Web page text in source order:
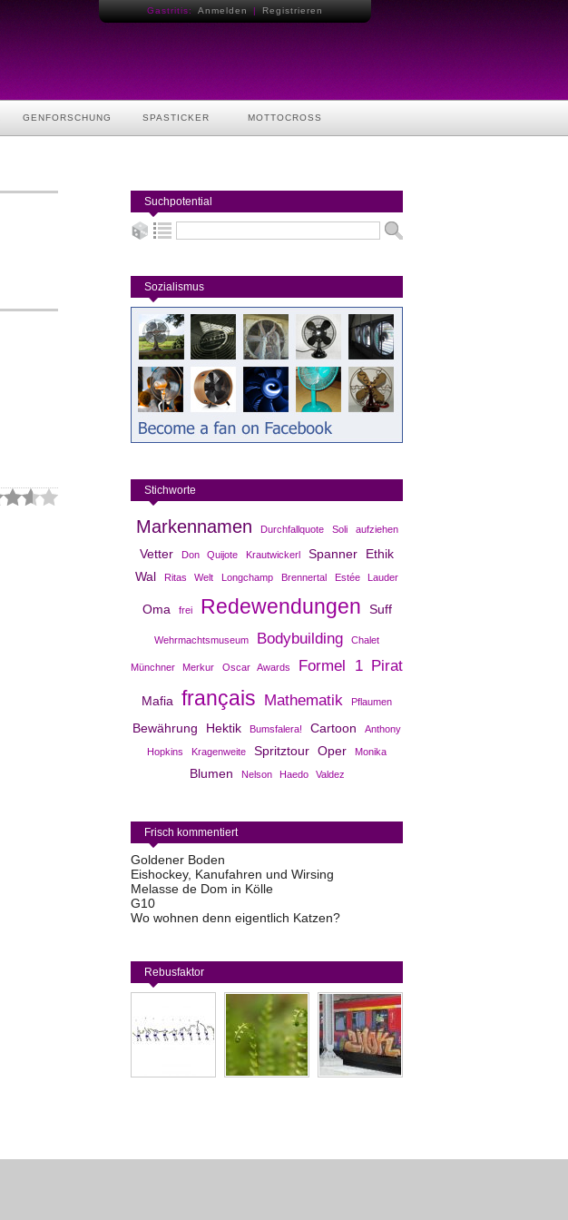
Gastritis: Anmelden | Registrieren
GENFORSCHUNG SPASTICKER MOTTOCROSS
Suchpotential
Sozialismus
Stichworte
Markennamen Durchfallquote Soli aufziehen
Vetter Don Quijote Krautwickerl Spanner
Ethik
Wal
Ritas Welt Longchamp Brennertal Estée Lauder
Oma frei Redewendungen Suff
Wehrmachtsmuseum Bodybuilding Chalet
Münchner Merkur Oscar Awards Formel 1 Pirat
Mafia français Mathematik Pflaumen
Bewährung Hektik Bumsfalera! Cartoon Anthony
Hopkins Kragenweite Spritztour Oper Monika
Blumen Nelson Haedo Valdez
Frisch kommentiert
Goldener Boden
Eishockey, Kanufahren und Wirsing
Melasse de Dom in Kölle
G10
Wo wohnen denn eigentlich Katzen?
Rebusfaktor